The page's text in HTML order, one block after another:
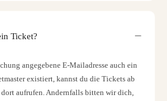
Ticket?
angegebene E-Mailadresse auch ein
existiert, kannst du die Tickets ab
dort aufrufen. Andernfalls bitten wir dich,